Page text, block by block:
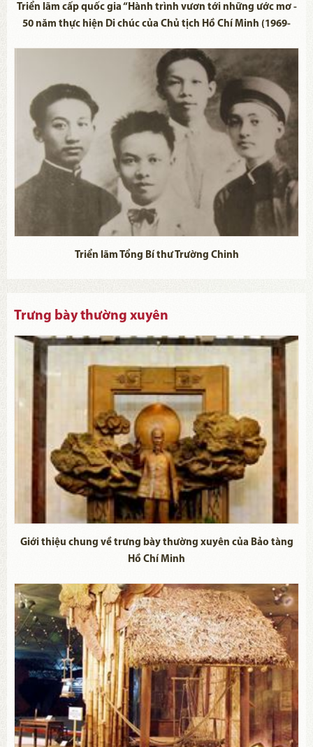
Triển lãm cấp quốc gia “Hành trình vươn tới những ước mơ -
50 năm thực hiện Di chúc của Chủ tịch Hồ Chí Minh (1969-
Triển lãm Tổng Bí thư Trường Chinh
Trưng bày thường xuyên
Giới thiệu chung về trưng bày thường xuyên của Bảo tàng
Hồ Chí Minh